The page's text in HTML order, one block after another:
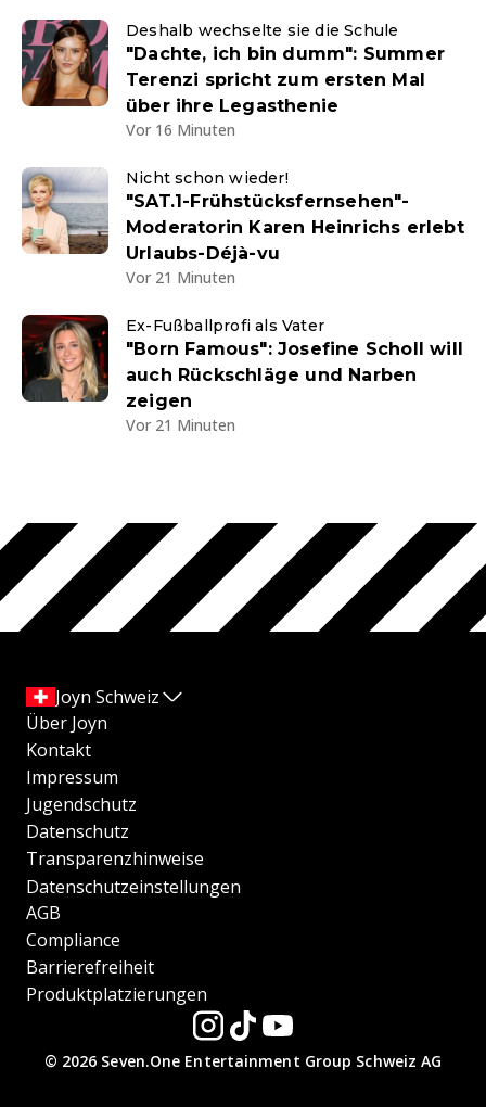
Deshalb wechselte sie die Schule
"Dachte, ich bin dumm": Summer
Terenzi spricht zum ersten Mal
über ihre Legasthenie
Vor 16 Minuten
Nicht schon wieder!
"SAT.1-Frühstücksfernsehen"-
Moderatorin Karen Heinrichs erlebt
Urlaubs-Déjà-vu
Vor 21 Minuten
Ex-Fußballprofi als Vater
"Born Famous": Josefine Scholl will
auch Rückschläge und Narben
zeigen
Vor 21 Minuten
Joyn Schweiz
Über Joyn
Kontakt
Impressum
Jugendschutz
Datenschutz
Transparenzhinweise
Datenschutzeinstellungen
AGB
Compliance
Barrierefreiheit
Produktplatzierungen
© 2026 Seven.One Entertainment Group Schweiz AG